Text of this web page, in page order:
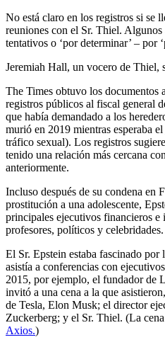
No está claro en los registros si se
reuniones con el Sr. Thiel. Algunos
tentativos o ‘por determinar’ – por
Jeremiah Hall, un vocero de Thiel,
The Times obtuvo los documentos
registros públicos al fiscal general
que había demandado a los
murió en 2019 mientras esperaba
tráfico sexual). Los registros
tenido una relación más cercana
anteriormente.
Incluso después de su condena en
prostitución a una adolescente,
principales ejecutivos financieros e
profesores, políticos y celebridades.
El Sr. Epstein estaba fascinado
asistía a conferencias con
2015, por ejemplo, el fundador de
invitó a una cena a la que
de Tesla, Elon Musk; el director
Zuckerberg; y el Sr. Thiel. (La
Axios.)